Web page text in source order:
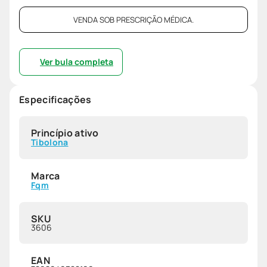
VENDA SOB PRESCRIÇÃO MÉDICA.
Ver bula completa
Especificações
Princípio ativo
Tibolona
Marca
Fqm
SKU
3606
EAN